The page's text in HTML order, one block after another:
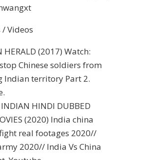
/ Videos
HERALD (2017) Watch:
Chinese soldiers from
Indian territory Part 2.
HINDI DUBBED
(2020) India china
real footages 2020//
2020// India Vs China